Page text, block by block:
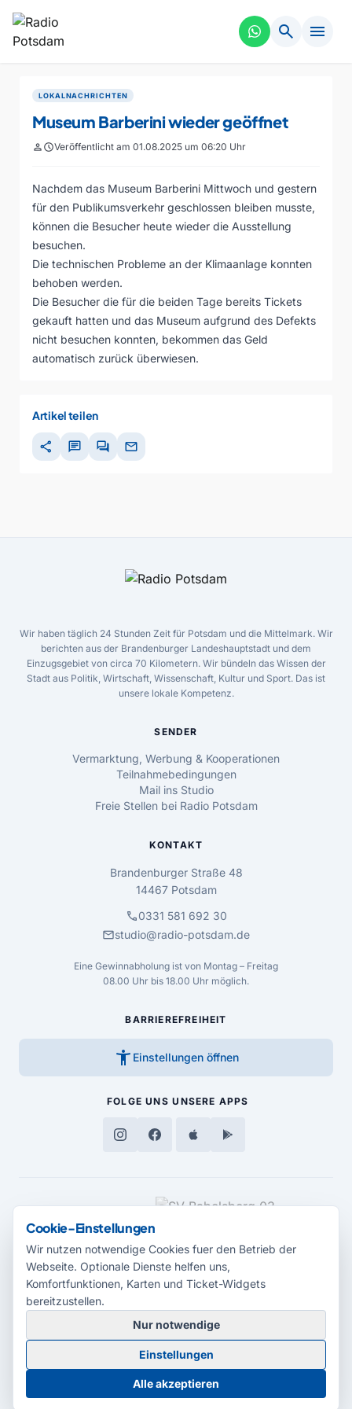
search menu
LOKALNACHRICHTEN
Museum Barberini wieder geöffnet
personscheduleVeröffentlicht am 01.08.2025 um 06:20 Uhr
Nachdem das Museum Barberini Mittwoch und gestern
für den Publikumsverkehr geschlossen bleiben musste,
können die Besucher heute wieder die Ausstellung
besuchen.
Die technischen Probleme an der Klimaanlage konnten
behoben werden.
Die Besucher die für die beiden Tage bereits Tickets
gekauft hatten und das Museum aufgrund des Defekts
nicht besuchen konnten, bekommen das Geld
automatisch zurück überwiesen.
Artikel teilen
share chat forum mail
Wir haben täglich 24 Stunden Zeit für Potsdam und die Mittelmark. Wir
berichten aus der Brandenburger Landeshauptstadt und dem
Einzugsgebiet von circa 70 Kilometern. Wir bündeln das Wissen der
Stadt aus Politik, Wirtschaft, Wissenschaft, Kultur und Sport. Das ist
unsere lokale Kompetenz.
SENDER
Vermarktung, Werbung & Kooperationen
Teilnahmebedingungen
Mail ins Studio
Freie Stellen bei Radio Potsdam
KONTAKT
Brandenburger Straße 48
14467 Potsdam
call0331 581 692 30
mailstudio@radio-potsdam.de
Eine Gewinnabholung ist von Montag – Freitag
08.00 Uhr bis 18.00 Uhr möglich.
BARRIEREFREIHEIT
accessibility_new Einstellungen öffnen
FOLGE UNS UNSERE APPS
MEDIENPARTNER
© 2026 Radio Potsdam. Webseite entwickelt durch dieMedienagentur
Babelsberg
BarrierefreiheitserklärungAGBDatenschutzImpressum
Cookie-Einstellungen
Cookie-Einstellungen
Wir nutzen notwendige Cookies fuer den Betrieb der
Webseite. Optionale Dienste helfen uns,
Komfortfunktionen, Karten und Ticket-Widgets
bereitzustellen.
Nur notwendige
Einstellungen
Alle akzeptieren